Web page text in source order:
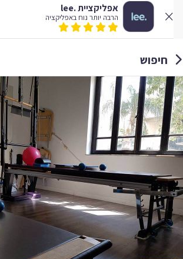
אפליקציית .lee
הרבה יותר נוח באפליקציה
חיפוש